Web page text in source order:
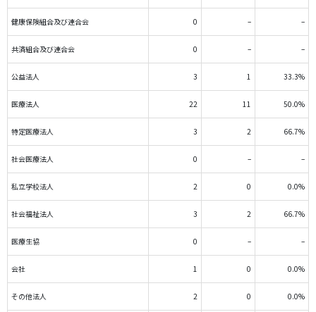
健康保険組合及び連合会 0 – –
共済組合及び連合会 0 – –
公益法人 3 1 33.3%
医療法人 22 11 50.0%
特定医療法人 3 2 66.7%
社会医療法人 0 – –
私立学校法人 2 0 0.0%
社会福祉法人 3 2 66.7%
医療生協 0 – –
会社 1 0 0.0%
その他法人 2 0 0.0%